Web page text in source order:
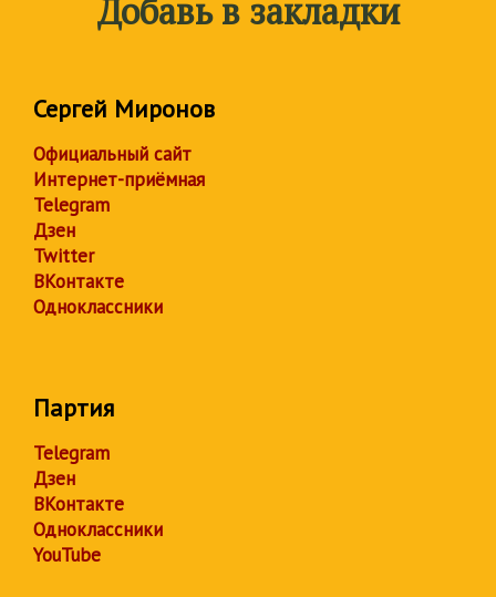
Добавь в закладки
Сергей Миронов
Официальный сайт
Интернет-приёмная
Telegram
Дзен
Twitter
ВКонтакте
Одноклассники
Партия
Telegram
Дзен
ВКонтакте
Одноклассники
YouTube